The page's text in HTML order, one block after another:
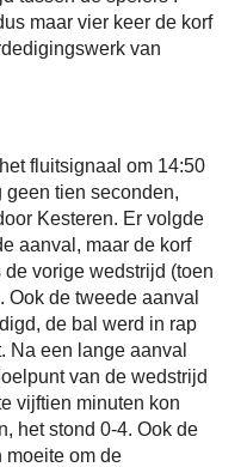
maar vier keer de korf
van
fluitsignaal om 14:50
geen tien seconden,
Kesteren. Er volgde
aanval, maar de korf
vorige wedstrijd (toen
de tweede aanval
de bal werd in rap
Na een lange aanval
van de wedstrijd
vijftien minuten kon
het stond 0-4. Ook de
moeite om de